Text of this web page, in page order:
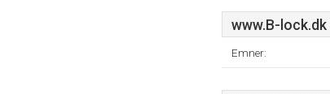
www.B-lock.dk
Emner: